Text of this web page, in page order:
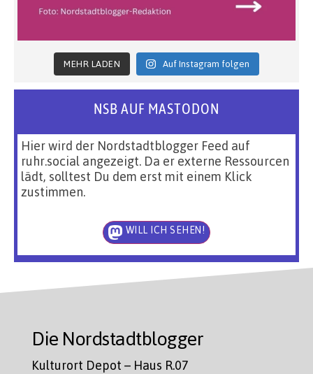
MEHR LADEN Auf Instagram folgen
NSB AUF MASTODON
Hier wird der Nordstadtblogger Feed auf
ruhr.social angezeigt. Da er externe Ressourcen
lädt, solltest Du dem erst mit einem Klick
zustimmen.
WILL ICH SEHEN!
Die Nordstadtblogger
Kulturort Depot – Haus R.07